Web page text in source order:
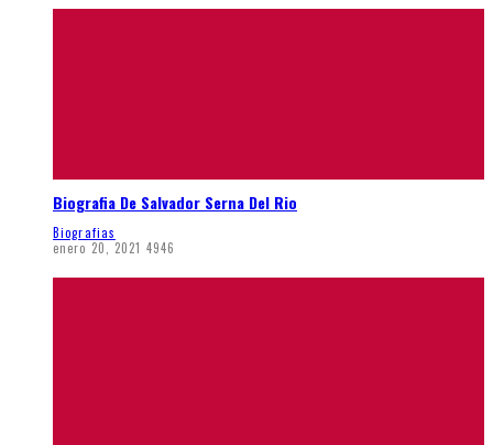
Biografia De Salvador Serna Del Rio
Biografias
enero 20, 2021 4946